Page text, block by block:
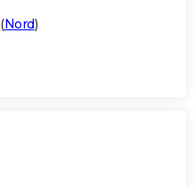
(Nord)